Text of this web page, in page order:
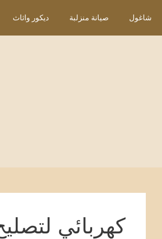
إلىشاغول صيانة منزلبة ديكور واثاث
كهربائي